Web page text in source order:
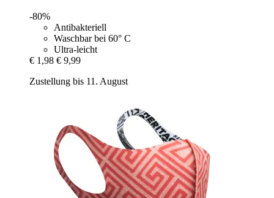
-80%
Antibakteriell
Waschbar bei 60° C
Ultra-leicht
€ 1,98 € 9,99
Zustellung bis 11. August